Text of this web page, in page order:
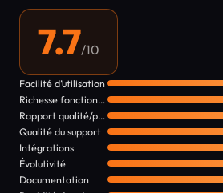
7.7/10
Facilité d’utilisation
Richesse fonctionnelle
Rapport qualité/prix
Qualité du support
Intégrations
Évolutivité
Documentation